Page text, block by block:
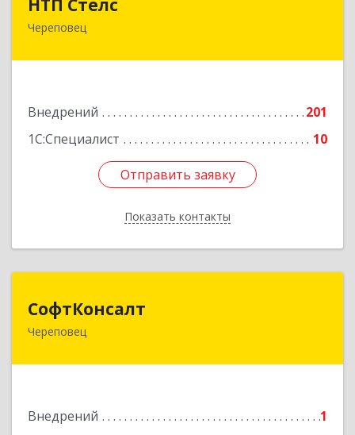
Череповец
Внедрений
201
1С:Специалист
10
Отправить заявку
Показать контакты
162512, Вологодская обл, Кадуйский р-н, Кадуй
Отправить заявку
Назад
СофтКонсалт
Череповец
Внедрений
1
162614, Вологодская обл, Череповец г,